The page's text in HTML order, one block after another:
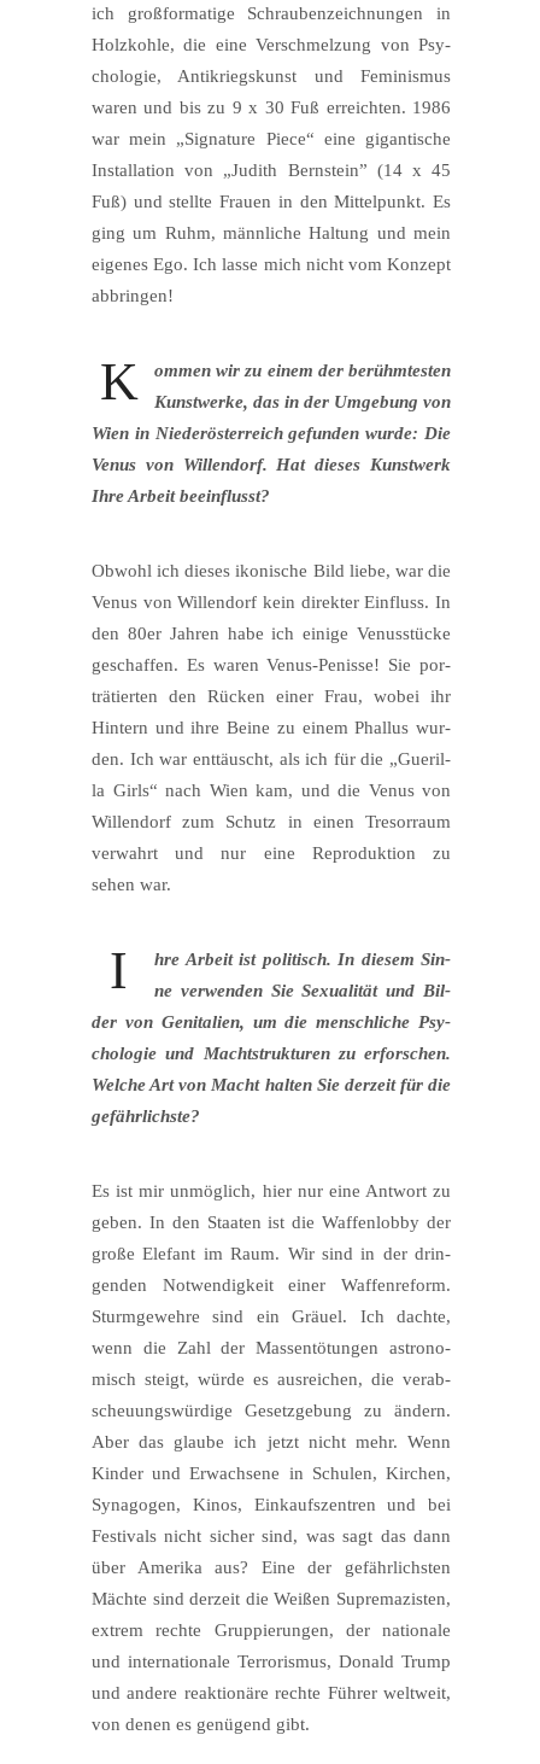
ich groß­for­ma­ti­ge Schrau­ben­zeich­nun­gen in
Holz­koh­le, die eine Ver­schmel­zung von Psy­
cho­lo­gie, Anti­kriegs­kunst und Femi­nis­mus
waren und bis zu 9 x 30 Fuß erreich­ten. 1986
war mein „Signa­tu­re Pie­ce“ eine gigan­ti­sche
Instal­la­ti­on von „Judith Bern­stein” (14 x 45
Fuß) und stell­te Frau­en in den Mit­tel­punkt. Es
ging um Ruhm, männ­li­che Hal­tung und mein
eige­nes Ego. Ich las­se mich nicht vom Kon­zept
abbringen!
K
ommen wir zu einem der berühm­tes­ten
Kunst­wer­ke, das in der Umge­bung von
Wien in Nie­der­ös­ter­reich gefun­den wur­de: Die
Venus von Wil­len­dorf. Hat die­ses Kunst­werk
Ihre Arbeit beeinflusst?
Obwohl ich die­ses iko­ni­sche Bild lie­be, war die
Venus von Wil­len­dorf kein direk­ter Ein­fluss. In
den 80er Jah­ren habe ich eini­ge Venus­stü­cke
geschaf­fen. Es waren Venus-Penis­se! Sie por­
trä­tier­ten den Rücken einer Frau, wobei ihr
Hin­tern und ihre Bei­ne zu einem Phal­lus wur­
den. Ich war ent­täuscht, als ich für die „Gue­ril­
la Girls“ nach Wien kam, und die Venus von
Wil­len­dorf zum Schutz in einen Tre­sor­raum
ver­wahrt und nur eine Repro­duk­ti­on zu
sehen war.
I
hre Arbeit ist poli­tisch. In die­sem Sin­
ne ver­wen­den Sie Sexua­li­tät und Bil­
der von Geni­ta­li­en, um die mensch­li­che Psy­
cho­lo­gie und Macht­struk­tu­ren zu erfor­schen.
Wel­che Art von Macht hal­ten Sie der­zeit für die
gefährlichste?
Es ist mir unmög­lich, hier nur eine Ant­wort zu
geben. In den Staa­ten ist die Waf­fen­lob­by der
gro­ße Ele­fant im Raum. Wir sind in der drin­
gen­den Not­wen­dig­keit einer Waf­fen­re­form.
Sturm­ge­weh­re sind ein Gräu­el. Ich dach­te,
wenn die Zahl der Mas­sen­tö­tun­gen astro­no­
misch steigt, wür­de es aus­rei­chen, die ver­ab­
scheu­ungs­wür­di­ge Gesetz­ge­bung zu ändern.
Aber das glau­be ich jetzt nicht mehr. Wenn
Kin­der und Erwach­se­ne in Schu­len, Kir­chen,
Syn­ago­gen, Kinos, Ein­kaufs­zen­tren und bei
Fes­ti­vals nicht sicher sind, was sagt das dann
über Ame­ri­ka aus? Eine der gefähr­lichs­ten
Mäch­te sind der­zeit die Wei­ßen Supre­ma­zis­ten,
extrem rech­te Grup­pie­run­gen, der natio­na­le
und inter­na­tio­na­le Ter­ro­ris­mus, Donald Trump
und ande­re reak­tio­nä­re rech­te Füh­rer welt­weit,
von denen es genü­gend gibt.